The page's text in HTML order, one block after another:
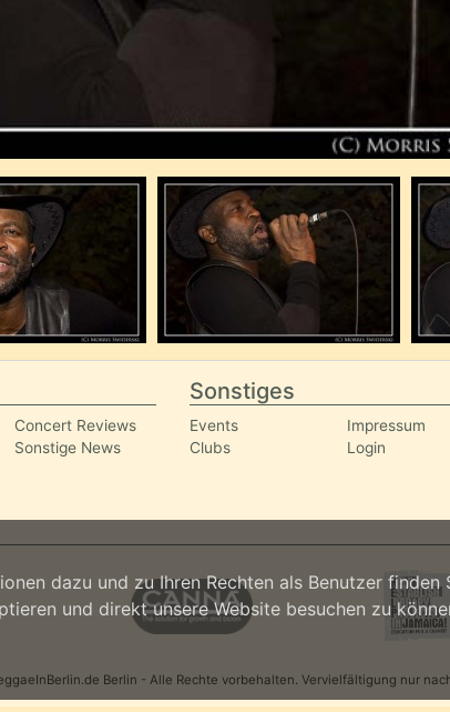
Concert Reviews
Sonstige News
Sonstiges
Events
Clubs
Impressum
Login
Berlin - Alle Rechte vorbehalten. Vervielfältigung nur
dazu und zu Ihren Rechten als Benutzer finden
und direkt unsere Website besuchen zu